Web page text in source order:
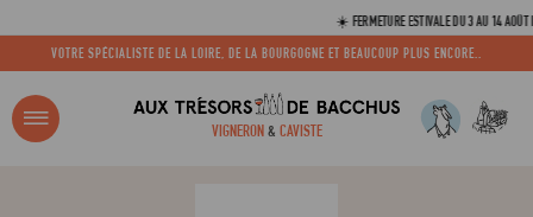
☀️ FERMETURE ESTIVALE DU 3 AU 14 AOÛT
VOTRE SPÉCIALISTE DE LA LOIRE, DE LA BOURGOGNE ET BEAUCOUP PLUS ENCORE..
VIGNERON& CAVISTE
?